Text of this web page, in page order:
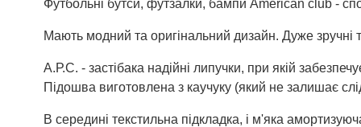
Футбольні бутси, футзалки, бампи American club -
Мають модний та оригінальний дизайн. Дуже зручні
А.Р.С. - застібака надійні липучки, при якій
Підошва виготовлена з каучуку (який не залишає
В середині текстильна підкладка, і м'яка